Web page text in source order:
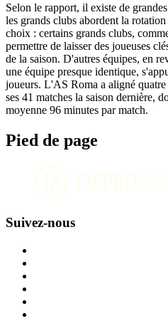
Selon le rapport, il existe de
les grands clubs abordent la
choix : certains grands clubs,
permettre de laisser des joueuses
de la saison. D'autres équipes, en
une équipe presque identique,
joueurs. L'AS Roma a aligné
ses 41 matches la saison dernière,
moyenne 96 minutes par match.
Pied de page
Suivez-nous